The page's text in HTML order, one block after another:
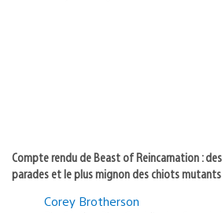
Compte rendu de Beast of Reincarnation :
parades et le plus mignon des chiots mutants
Corey Brotherson